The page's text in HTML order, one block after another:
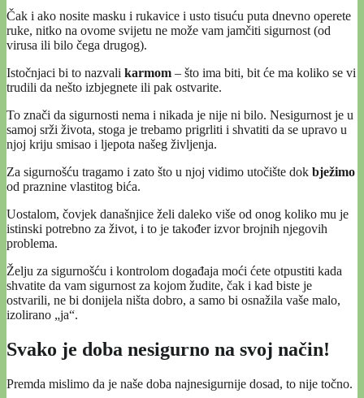
Čak i ako nosite masku i rukavice i usto tisuću puta dnevno operete
ruke, nitko na ovome svijetu ne može vam jamčiti sigurnost (od
virusa ili bilo čega drugog).
Istočnjaci bi to nazvali karmom – što ima biti, bit će ma koliko se vi
trudili da nešto izbjegnete ili pak ostvarite.
To znači da sigurnosti nema i nikada je nije ni bilo. Nesigurnost je u
samoj srži života, stoga je trebamo prigrliti i shvatiti da se upravo u
njoj kriju smisao i ljepota našeg življenja.
Za sigurnošću tragamo i zato što u njoj vidimo utočište dok bježimo
od praznine vlastitog bića.
Uostalom, čovjek današnjice želi daleko više od onog koliko mu je
istinski potrebno za život, i to je također izvor brojnih njegovih
problema.
Želju za sigurnošću i kontrolom događaja moći ćete otpustiti kada
shvatite da vam sigurnost za kojom žudite, čak i kad biste je
ostvarili, ne bi donijela ništa dobro, a samo bi osnažila vaše malo,
izolirano „ja“.
Svako je doba nesigurno na svoj način!
Premda mislimo da je naše doba najnesigurnije dosad, to nije točno.